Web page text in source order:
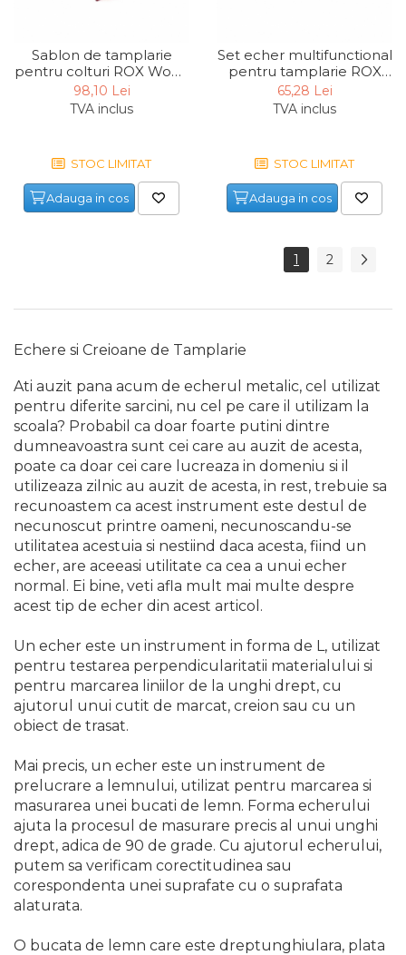
Fierastrau cu banda vertical
Foarfeci Electrice
Acumulatori & Incarcatoare
& Telemetru laser
Pistoale & Capsatoare
Electrice pentru Cuie si Capse
Aparat / dispozitiv ascutit
lant drujba si accesorii
Masini de Ascutit Panza
Circular
Accesorii & Echipamente
Spalatorie Auto
Masina de taiat beton
Utilaje tamplarie / prelucrare
lemn
Aeroterme si Ventilatoare
Compresoare Auto
Masini de Ascutit Burghie
Discuri Fierastrau Circular
polistiren
Polizoare drepte & accesorii
Purificatoare de aer
Scule Pneumatice
Unelte Pneumatice
Pistol de vopsit
Sablon de tamplarie
pentru colturi ROX Wood
153ROX0011, 45°
98,10 Lei
TVA inclus
STOC LIMITAT
Adauga in cos
Set echer multifunctional
pentru tamplarie ROX
Wood 153ROX0024, 300
mm, 4 piese
65,28 Lei
TVA inclus
STOC LIMITAT
Adauga in cos
1 2
Echere si Creioane de Tamplarie
Ati auzit pana acum de echerul metalic, cel utilizat
pentru diferite sarcini, nu cel pe care il utilizam la
scoala? Probabil ca doar foarte putini dintre
dumneavoastra sunt cei care au auzit de acesta,
poate ca doar cei care lucreaza in domeniu si il
utilizeaza zilnic au auzit de acesta, in rest, trebuie sa
recunoastem ca acest instrument este destul de
necunoscut printre oameni, necunoscandu-se
utilitatea acestuia si nestiind daca acesta, fiind un
echer, are aceeasi utilitate ca cea a unui echer
normal. Ei bine, veti afla mult mai multe despre
acest tip de echer din acest articol.
Un echer este un instrument in forma de L, utilizat
pentru testarea perpendicularitatii materialului si
pentru marcarea liniilor de la unghi drept, cu
ajutorul unui cutit de marcat, creion sau cu un
obiect de trasat.
Mai precis, un echer este un instrument de
prelucrare a lemnului, utilizat pentru marcarea si
masurarea unei bucati de lemn. Forma echerului
ajuta la procesul de masurare precis al unui unghi
drept, adica de 90 de grade. Cu ajutorul echerului,
putem sa verificam corectitudinea sau
corespondenta unei suprafate cu o suprafata
alaturata.
O bucata de lemn care este dreptunghiulara, plata